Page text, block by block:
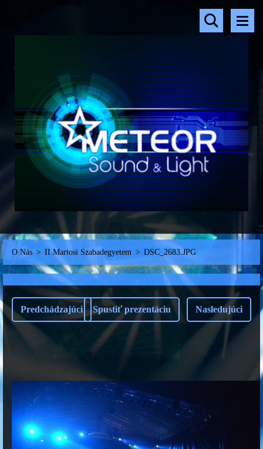
O Nás > II.Martosi Szabadegyetem > DSC_2683.JPG
Predchádzajúci Spustiť prezentáciu Nasledujúci